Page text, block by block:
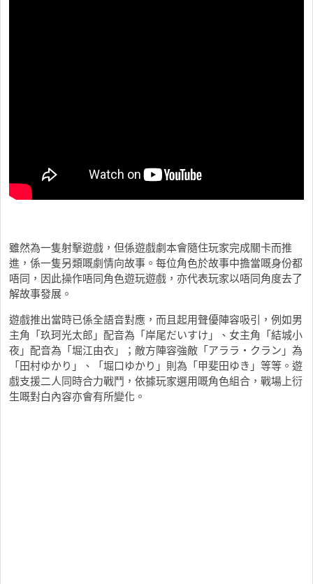
雖然為一隻射擊遊戲，但係遊戲劇本會隨住玩家完成關卡而推
進，係一隻另類嘅劇情向故事。每位角色於故事中擔當嘅身份都
唔同，因此操作唔同角色遊玩遊戲，亦代表玩家以唔同角度去了
解故事發展。
遊戲推出當時已係全語音對應，而且起用聲優陣容吸引，例如男
主角「玖珂光太郎」配音為「岸尾だいすけ」、女主角「結城小
夜」配音為「堀江由衣」；敵方陣容強敵「アララ・クラン」為
「田村ゆかり」、「堀口ゆかり」則為「甲斐田ゆき」等等。遊
戲支援二人同時合力戰鬥，依據玩家選用嘅角色組合，戰場上衍
生嘅對白內容亦會有所變化。